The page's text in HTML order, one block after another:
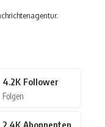
4.2K Follower
Folgen
2.4K Abonnenten